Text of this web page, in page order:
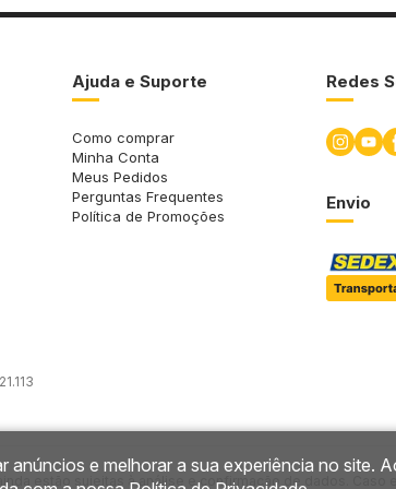
Ajuda e Suporte
Como comprar
Minha Conta
Meus Pedidos
Perguntas Frequentes
Política de Promoções
Redes
Envio
estão sujeitas à análise e confirmação de dados. Caso
anúncios e melhorar a sua experiência no site.